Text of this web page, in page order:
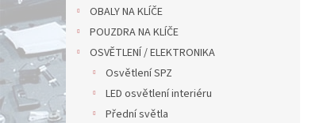
OBALY NA KLÍČE
POUZDRA NA KLÍČE
OSVĚTLENÍ / ELEKTRONIKA
Osvětlení SPZ
LED osvětlení interiéru
Přední světla